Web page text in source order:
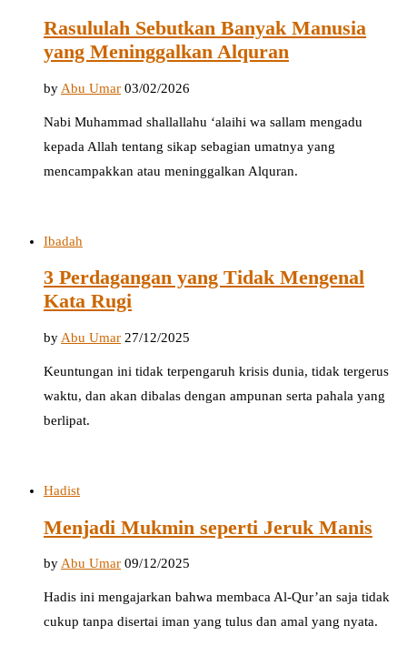
Rasululah Sebutkan Banyak Manusia
yang Meninggalkan Alquran
by Abu Umar 03/02/2026
Nabi Muhammad shallallahu ‘alaihi wa sallam mengadu
kepada Allah tentang sikap sebagian umatnya yang
mencampakkan atau meninggalkan Alquran.
Ibadah
3 Perdagangan yang Tidak Mengenal
Kata Rugi
by Abu Umar 27/12/2025
Keuntungan ini tidak terpengaruh krisis dunia, tidak tergerus
waktu, dan akan dibalas dengan ampunan serta pahala yang
berlipat.
Hadist
Menjadi Mukmin seperti Jeruk Manis
byAbu Umar 09/12/2025
Hadis ini mengajarkan bahwa membaca Al-Qur’an saja tidak
cukup tanpa disertai iman yang tulus dan amal yang nyata.